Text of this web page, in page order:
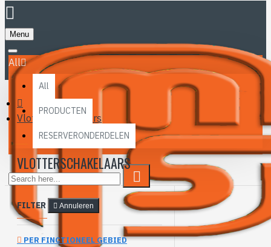
Menu
All
All
PRODUCTEN
RESERVERONDERDELEN
Vlotterschakelaars
VLOTTERSCHAKELAARS
FILTER Annuleren
PER FINCTIONEEL GEBIED